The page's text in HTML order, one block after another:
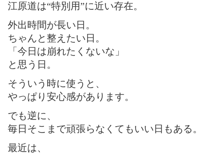
江原道は“特別用”に近い存在。
外出時間が長い日。
ちゃんと整えたい日。
「今日は崩れたくないな」
と思う日。
そういう時に使うと、
やっぱり安心感があります。
でも逆に、
毎日そこまで頑張らなくてもいい日もある。
最近は、